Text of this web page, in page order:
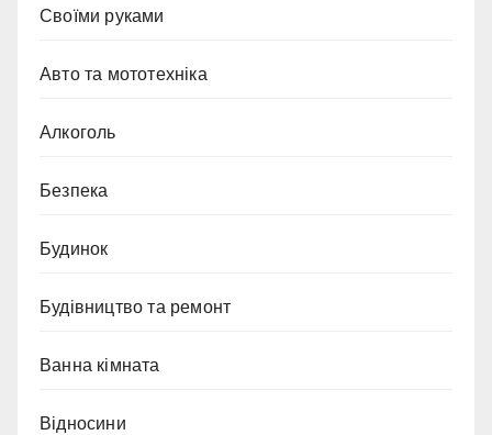
Cвоїми руками
Авто та мототехніка
Алкоголь
Безпека
Будинок
Будівництво та ремонт
Ванна кімната
Відносини